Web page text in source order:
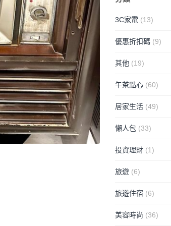
3C家電 (13)
優惠折扣碼(9)
其他 (19)
午茶點心(60)
居家生活(49)
懶人包 (33)
投資理財(1)
旅遊(6)
旅遊住宿 (6)
美容時尚 (36)